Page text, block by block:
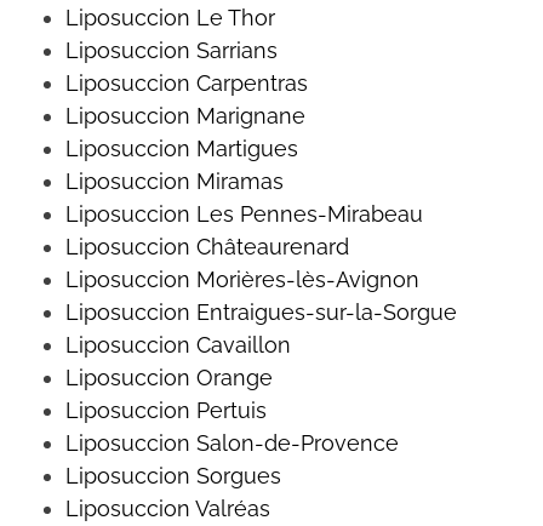
Liposuccion Le Thor
Liposuccion Sarrians
Liposuccion Carpentras
Liposuccion Marignane
Liposuccion Martigues
Liposuccion Miramas
Liposuccion Les Pennes-Mirabeau
Liposuccion Châteaurenard
Liposuccion Morières-lès-Avignon
Liposuccion Entraigues-sur-la-Sorgue
Liposuccion Cavaillon
Liposuccion Orange
Liposuccion Pertuis
Liposuccion Salon-de-Provence
Liposuccion Sorgues
Liposuccion Valréas